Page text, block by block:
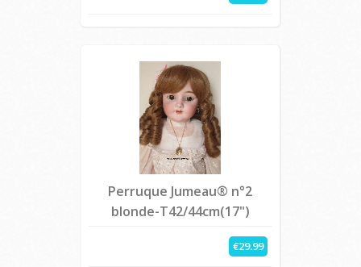
Perruque Jumeau® n°2
blonde-T42/44cm(17")
€29.99